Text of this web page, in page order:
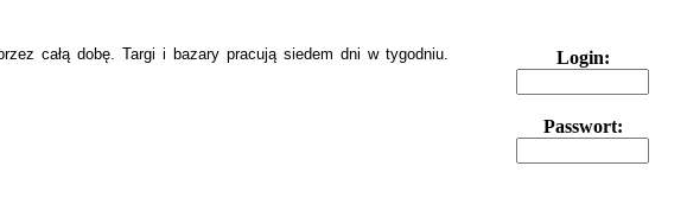
całą dobę. Targi i bazary pracują siedem dni w tygodniu.
Login:
Passwort: